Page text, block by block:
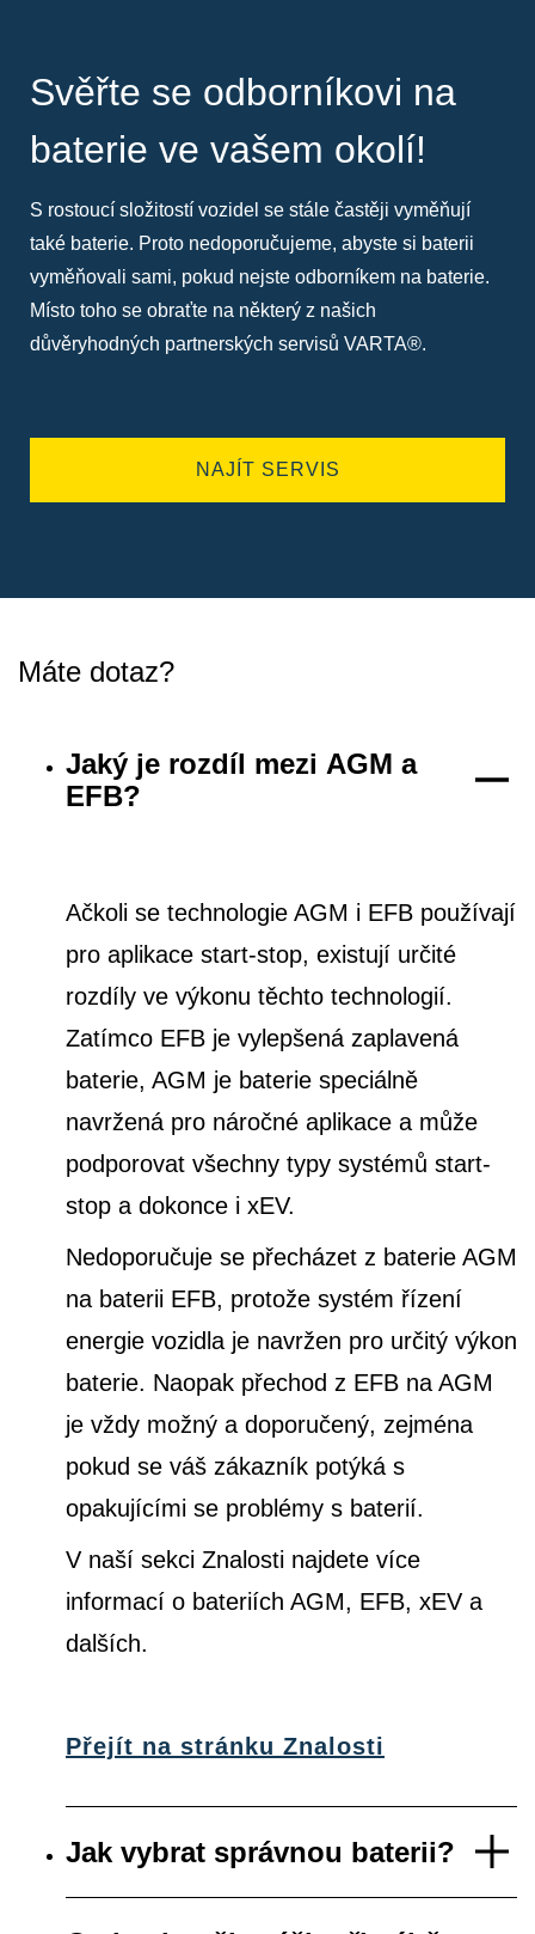
Svěřte se odborníkovi na
baterie ve vašem okolí!
S rostoucí složitostí vozidel se stále častěji vyměňují
také baterie. Proto nedoporučujeme, abyste si baterii
vyměňovali sami, pokud nejste odborníkem na baterie.
Místo toho se obraťte na některý z našich
důvěryhodných partnerských servisů VARTA®.
NAJÍT SERVIS
Máte dotaz?
Jaký je rozdíl mezi AGM a
EFB?
Ačkoli se technologie AGM i EFB používají
pro aplikace start-stop, existují určité
rozdíly ve výkonu těchto technologií.
Zatímco EFB je vylepšená zaplavená
baterie, AGM je baterie speciálně
navržená pro náročné aplikace a může
podporovat všechny typy systémů start-
stop a dokonce i xEV.
Nedoporučuje se přecházet z baterie AGM
na baterii EFB, protože systém řízení
energie vozidla je navržen pro určitý výkon
baterie. Naopak přechod z EFB na AGM
je vždy možný a doporučený, zejména
pokud se váš zákazník potýká s
opakujícími se problémy s baterií.
V naší sekci Znalosti najdete více
informací o bateriích AGM, EFB, xEV a
dalších.
Přejít na stránku Znalosti
Jak vybrat správnou baterii?